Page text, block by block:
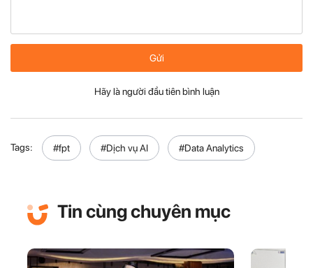
Gửi
Hãy là người đầu tiên bình luận
Tags: #fpt #Dịch vụ AI #Data Analytics
Tin cùng chuyên mục